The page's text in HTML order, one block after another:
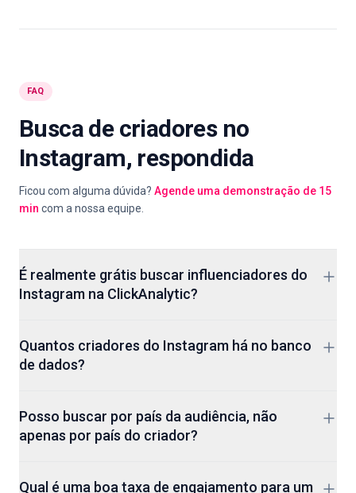
FAQ
Busca de criadores no
Instagram, respondida
Ficou com alguma dúvida? Agende uma demonstração de 15
min com a nossa equipe.
É realmente grátis buscar influenciadores do
Instagram na ClickAnalytic?
seguidores e engajamento, depois navegar pelos perfis de
criadores sem cadastro. Planos pagos adicionam análise de
é gratuita.
Quantos criadores do Instagram há no banco
de dados?
YouTube. O conjunto do Instagram cobre contas nano, de
alguns milhares de seguidores até nomes globais com
Posso buscar por país da audiência, não
apenas por país do criador?
localização do criador. Um criador baseado em Berlim pode
Qual é uma boa taxa de engajamento para um